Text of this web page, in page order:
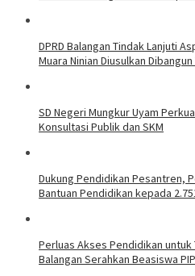
DPRD Balangan Tindak Lanjuti
Muara Ninian Diusulkan Dibangun
SD Negeri Mungkur Uyam
Konsultasi Publik dan SKM
Dukung Pendidikan Pesantren,
Bantuan Pendidikan kepada
Perluas Akses Pendidikan untuk
Balangan Serahkan Beasiswa